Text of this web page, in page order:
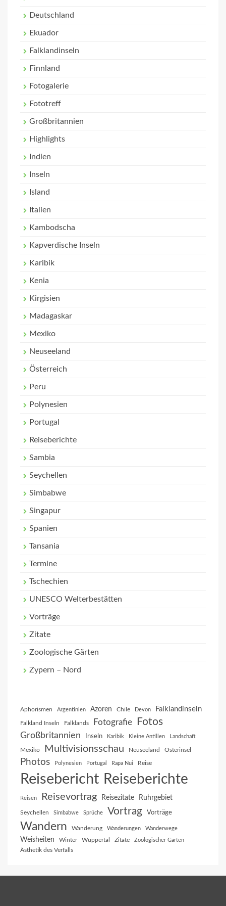
Deutschland
Ekuador
Falklandinseln
Finnland
Fotogalerie
Fototreff
Großbritannien
Highlights
Indien
Inseln
Island
Italien
Kambodscha
Kapverdische Inseln
Karibik
Kenia
Kirgisien
Madagaskar
Mexiko
Neuseeland
Österreich
Peru
Polynesien
Portugal
Reiseberichte
Sambia
Seychellen
Simbabwe
Singapur
Spanien
Tansania
Termine
Tschechien
UNESCO Welterbestätten
Vorträge
Zitate
Zoologische Gärten
Zypern – Nord
Aphorismen Argentinien Azoren Chile Devon Falklandinseln
Falkland Inseln Falklands Fotografie Fotos
Großbritannien Inseln Karibik Kleine Antillen Landschaft
Mexiko Multivisionsschau Neuseeland Osterinsel
Photos Polynesien Portugal Rapa Nui Reise
Reisebericht Reiseberichte
Reisen Reisevortrag Reisezitate Ruhrgebiet
Seychellen Simbabwe Sprüche Vortrag Vorträge
Wandern Wanderung Wanderungen Wanderwege
Weisheiten Winter Wuppertal Zitate Zoologischer Garten
Ästhetik des Verfalls